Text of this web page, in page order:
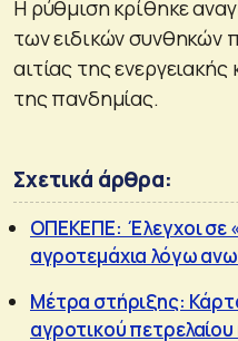
Η ρύθμιση κρίθηκε
των ειδικών συνθηκών
αιτίας της
της πανδημίας.
Σχετικά άρθρα:
ΟΠΕΚΕΠΕ: Έλεγχοι σε
αγροτεμάχια λόγω
Μέτρα στήριξης:
αγροτικού πετρελαίου